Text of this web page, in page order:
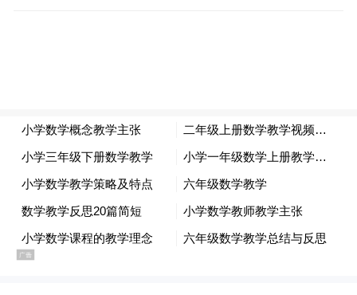
副省级城市第二位，全年社消零总额有望突
破6600亿元，表现极为亮眼。
其中，“以旧换新”释放出强大的撬动力和牵
引力。